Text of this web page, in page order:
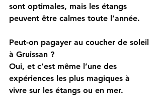
sont optimales, mais les étangs
peuvent être calmes toute l’année.
Peut-on pagayer au coucher de soleil
à Gruissan ?
Oui, et c’est même l’une des
expériences les plus magiques à
vivre sur les étangs ou en mer.